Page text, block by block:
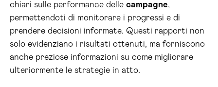
chiari sulle performance delle campagne,
permettendoti di monitorare i progressi e di
prendere decisioni informate. Questi rapporti non
solo evidenziano i risultati ottenuti, ma forniscono
anche preziose informazioni su come migliorare
ulteriormente le strategie in atto.